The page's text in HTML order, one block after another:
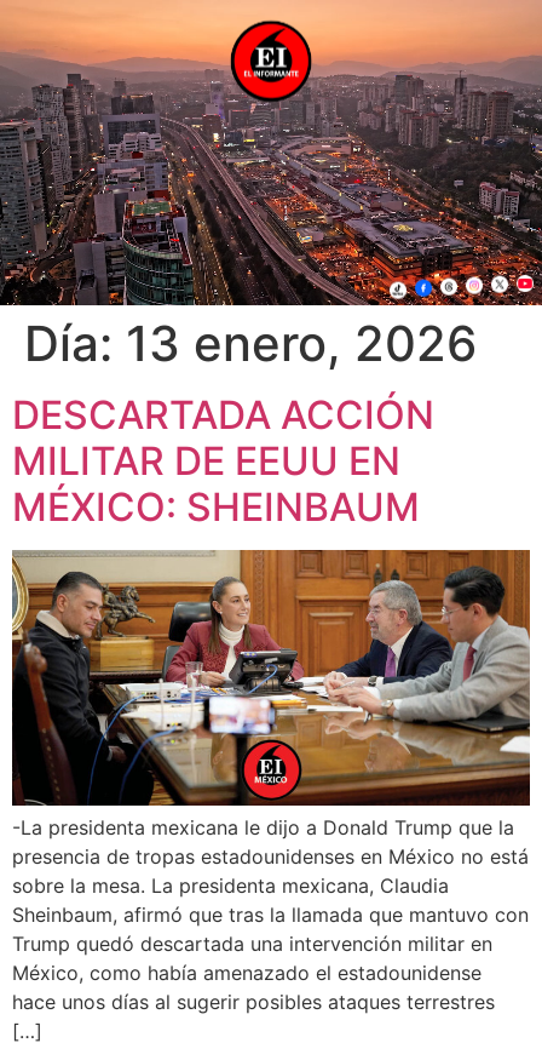
Día: 13 enero, 2026
DESCARTADA ACCIÓN
MILITAR DE EEUU EN
MÉXICO: SHEINBAUM
-La presidenta mexicana le dijo a Donald Trump que la
presencia de tropas estadounidenses en México no está
sobre la mesa. La presidenta mexicana, Claudia
Sheinbaum, afirmó que tras la llamada que mantuvo con
Trump quedó descartada una intervención militar en
México, como había amenazado el estadounidense
hace unos días al sugerir posibles ataques terrestres
[…]